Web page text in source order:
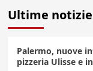
Ultime notizie
Palermo, nuove
pizzeria Ulisse e